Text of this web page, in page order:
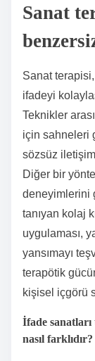
Sanat
Sanat
ifadeyi
Teknikler
için sahneleri
sözsüz
Diğer bir
deneyimlerini
tanıyan kolaj
uygulaması,
yansımayı
terapötik
kişisel içgörü
İfade
nasıl farklıdır?